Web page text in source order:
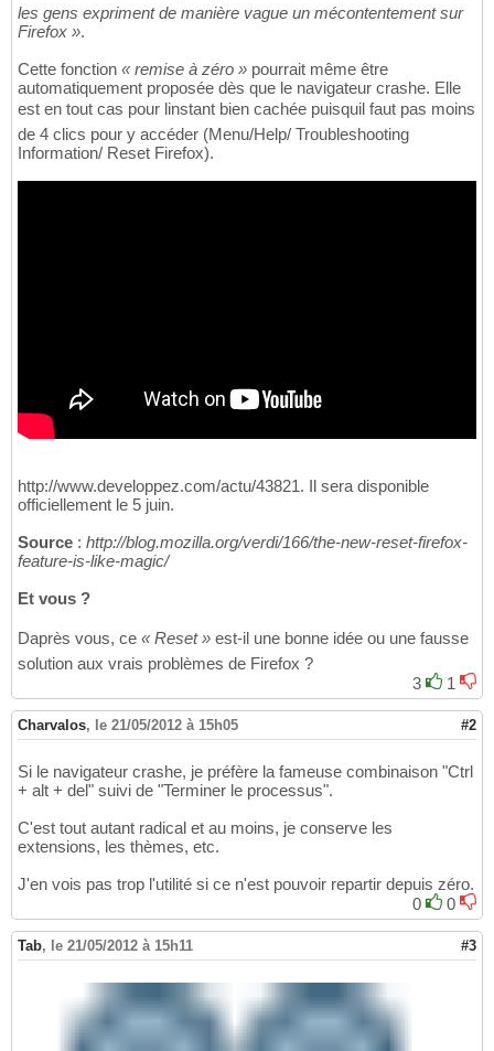
les gens expriment de manière vague un mécontentement sur
Firefox ».
Cette fonction « remise à zéro » pourrait même être
automatiquement proposée dès que le navigateur crashe. Elle
est en tout cas pour linstant bien cachée puisquil faut pas moins
de 4 clics pour y accéder (Menu/Help/ Troubleshooting
Information/ Reset Firefox).
http://www.developpez.com/actu/43821. Il sera disponible
officiellement le 5 juin.
Source : http://blog.mozilla.org/verdi/166/the-new-reset-firefox-
feature-is-like-magic/
Et vous ?
Daprès vous, ce « Reset » est-il une bonne idée ou une fausse
solution aux vrais problèmes de Firefox ?
3
1
Charvalos, le 21/05/2012 à 15h05 #2
Si le navigateur crashe, je préfère la fameuse combinaison "Ctrl
+ alt + del" suivi de "Terminer le processus".
C'est tout autant radical et au moins, je conserve les
extensions, les thèmes, etc.
J'en vois pas trop l'utilité si ce n'est pouvoir repartir depuis zéro.
0
0
Tab, le 21/05/2012 à 15h11 #3